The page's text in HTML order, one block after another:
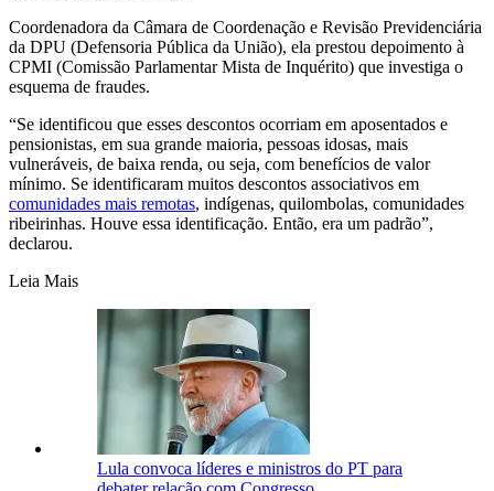
Coordenadora da Câmara de Coordenação e Revisão Previdenciária
da DPU (Defensoria Pública da União), ela prestou depoimento à
CPMI (Comissão Parlamentar Mista de Inquérito) que investiga o
esquema de fraudes.
“Se identificou que esses descontos ocorriam em aposentados e
pensionistas, em sua grande maioria, pessoas idosas, mais
vulneráveis, de baixa renda, ou seja, com benefícios de valor
mínimo. Se identificaram muitos descontos associativos em
comunidades mais remotas, indígenas, quilombolas, comunidades
ribeirinhas. Houve essa identificação. Então, era um padrão”,
declarou.
Leia Mais
Lula convoca líderes e ministros do PT para